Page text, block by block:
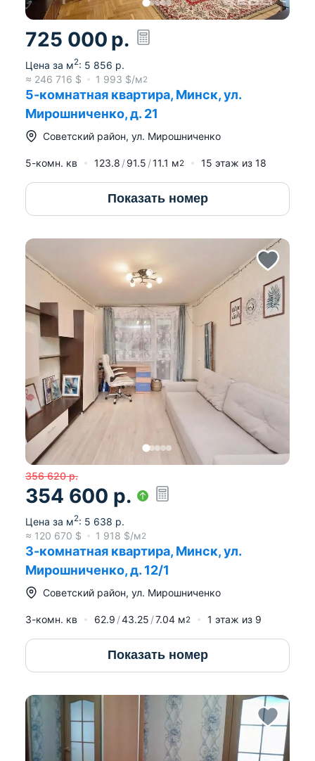
725 000 р.
Цена за м2: 5 856 р.
≈ 246 716 $ 1 993 $/м2
5-комнатная квартира, Минск, ул.
Мирошниченко, д. 21
Советский район, ул. Мирошниченко
5-комн. кв 123.8 91.5 11.1 м2 15 этаж из 18
Показать номер
356 620 р.
354 600 р.
Цена за м2: 5 638 р.
≈ 120 670 $ 1 918 $/м2
3-комнатная квартира, Минск, ул.
Мирошниченко, д. 12/1
Советский район, ул. Мирошниченко
3-комн. кв 62.9 43.25 7.04 м2 1 этаж из 9
Показать номер